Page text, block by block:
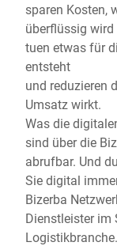
sparen Kosten,
überflüssig wird
tuen etwas für
entsteht
und reduzieren
Umsatz wirkt.
Was die
sind über die
abrufbar. Und
Sie digital
Bizerba
Dienstleister im